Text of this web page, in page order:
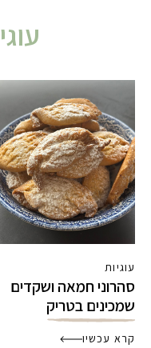
עוגיות
סהרוני חמאה ושקדים
שמכינים בטריק
קרא עכשיו